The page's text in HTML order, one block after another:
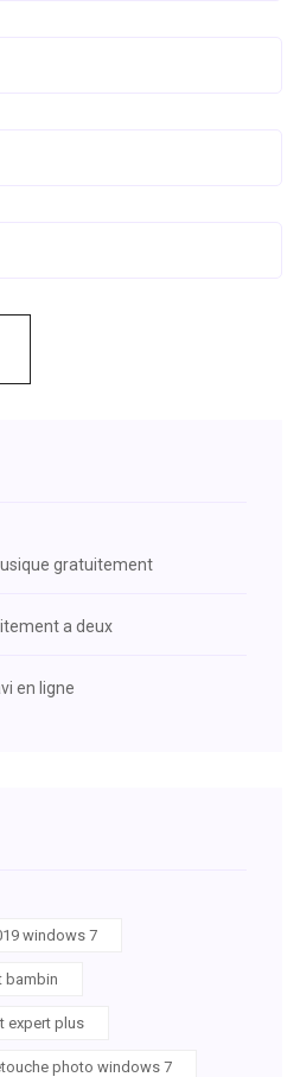
gratuitement
a deux
en ligne
windows 7
bambin
expert plus
photo windows 7